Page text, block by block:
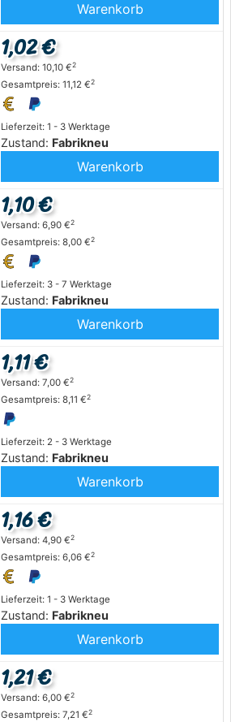
Warenkorb
Lieferzeit: 1 - 3 Werktage
Zustand: Fabrikneu
1,02 €
Versand: 10,10 €2
Gesamtpreis: 11,12 €2
Warenkorb
Lieferzeit: 3 - 7 Werktage
Zustand: Fabrikneu
1,10 €
Versand: 6,90 €2
Gesamtpreis: 8,00 €2
Warenkorb
Lieferzeit: 2 - 3 Werktage
Zustand: Fabrikneu
1,11 €
Versand: 7,00 €2
Gesamtpreis: 8,11 €2
Warenkorb
Lieferzeit: 1 - 3 Werktage
Zustand: Fabrikneu
1,16 €
Versand: 4,90 €2
Gesamtpreis: 6,06 €2
Warenkorb
1,21 €
Versand: 6,00 €2
Gesamtpreis: 7,21 €2